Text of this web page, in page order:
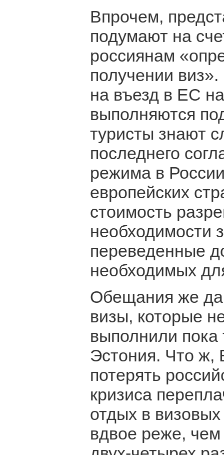
Впрочем,
подумают на
россиянам
получении
на въезд в ЕС
выполняются
туристы знают
последнего
режима в
европейских
стоимость
необходимости
переведенные
необходимых
Обещания же
визы, которые
выполнили пока
Эстония. Что ж,
потерять
кризиса
отдых в
вдвое реже,